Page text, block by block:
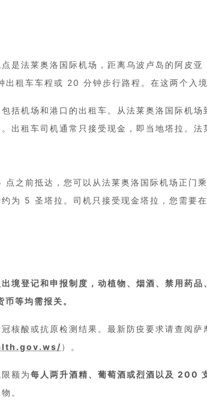
是法莱奥洛国际机场，距离乌波卢岛的阿皮
租车车程或 20 分钟步行路程。在这两个入
括机场和港口的出租车。从法莱奥洛国际机
出租车司机通常只接受现金，即当地塔拉。
之前抵达，您可以从法莱奥洛国际机场正门
为 5 圣塔拉。司机只接受现金塔拉，您需要在
境登记和申报制度，动植物、烟酒、禁用药
等均需报关。
核酸或抗原检测结果。最新防疫要求请查阅萨
）。
额为每人两升酒精、葡萄酒或烈酒以及 200
。